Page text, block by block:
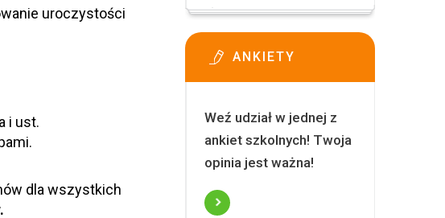
uroczystości
i ust.
dla wszystkich
ANKIETY
Weź udział w jednej z
ankiet szkolnych! Twoja
opinia jest ważna!